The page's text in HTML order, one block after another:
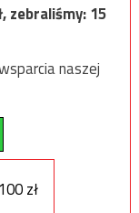
zebraliśmy:15
naszej
100 zł